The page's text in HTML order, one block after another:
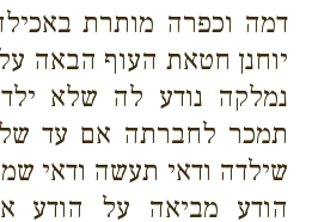
דמה וכפרה מותרת
יוחנן חטאת העוף הבאה
נמלקה נודע לה שלא
תמכר לחברתה אם עד
שילדה ודאי תעשה ודאי
הודע מביאה על הודע